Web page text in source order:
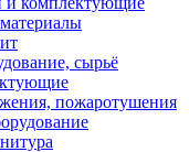
сырьё
пожаротушения